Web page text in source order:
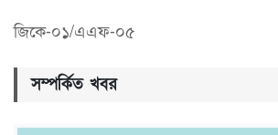
জিকে-০১/এএফ-০৫
সম্পর্কিত খবর